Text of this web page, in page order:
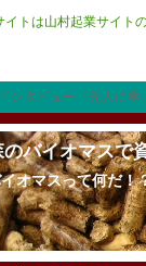
イトは山村起業サイト
インタビュー「先人に学
のバイオマスで
オマスって何だ！